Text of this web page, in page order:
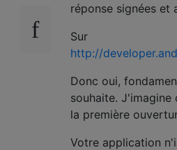
réponse signées et
Sur
http://
Donc oui,
souhaite.
la première
Votre application